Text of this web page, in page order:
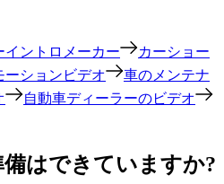
イントロメーカー
カーショー
ーションビデオ
車のメンテナ
自動車ディーラーのビデオ
はできていますか?